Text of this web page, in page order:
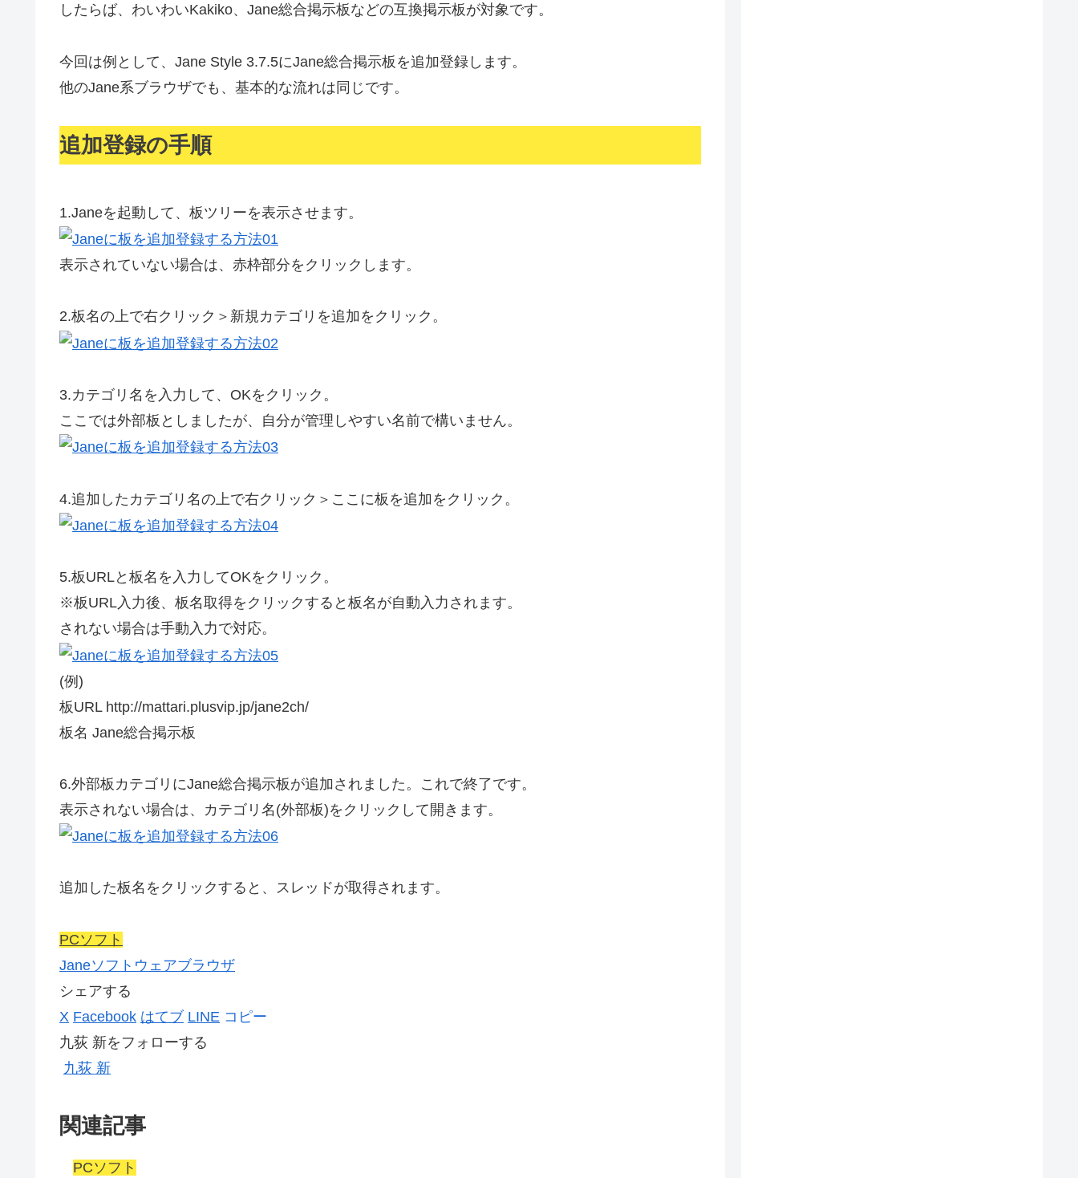
したらば、わいわいKakiko、Jane総合掲示板などの互換掲示板が対象です。
今回は例として、Jane Style 3.7.5にJane総合掲示板を追加登録します。
他のJane系ブラウザでも、基本的な流れは同じです。
追加登録の手順
1.Janeを起動して、板ツリーを表示させます。
表示されていない場合は、 赤枠部分をクリックします。
2.板名の上で右クリック＞新規カテゴリを追加をクリック。
3.カテゴリ名を入力して、OKをクリック。
ここでは外部板としましたが、自分が管理しやすい名前で構いません。
4.追加したカテゴリ名の上で右クリック＞ここに板を追加をクリック。
5.板URLと板名を入力してOKをクリック。
※板URL入力後、板名取得をクリックすると板名が自動入力されます。
されない場合は手動入力で対応。
(例)
板URL http://mattari.plusvip.jp/jane2ch/
板名 Jane総合掲示板
6.外部板カテゴリにJane総合掲示板が追加されました。これで終了です。
表示されない場合は、カテゴリ名(外部板)をクリックして開きます。
追加した板名をクリックすると、スレッドが取得されます。
PCソフト
Janeソフトウェアブラウザ
シェアする
X Facebook はてブ LINE コピー
九荻 新をフォローする
九荻 新
関連記事
PCソフト